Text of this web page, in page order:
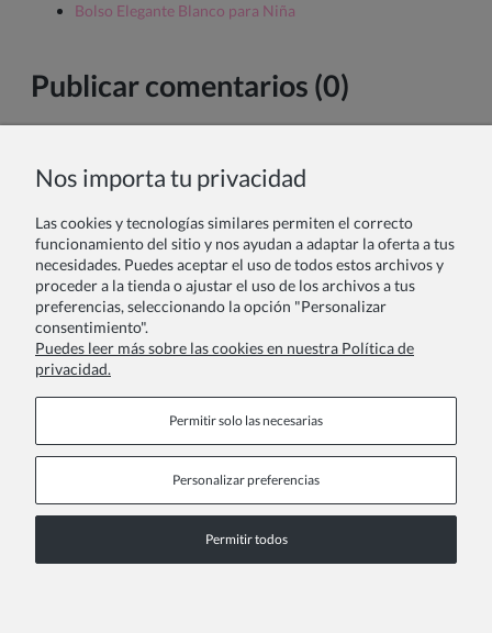
Bolso Elegante Blanco para Niña
Publicar comentarios (0)
Tu comentario:
Enviar
Páginas de información
Nos importa tu privacidad
Las cookies y tecnologías similares permiten el correcto
funcionamiento del sitio y nos ayudan a adaptar la oferta a tus
necesidades. Puedes aceptar el uso de todos estos archivos y
proceder a la tienda o ajustar el uso de los archivos a tus
preferencias, seleccionando la opción "Personalizar
consentimiento".
Puedes leer más sobre las cookies en nuestra Política de
privacidad.
Permitir solo las necesarias
Personalizar preferencias
Permitir todos